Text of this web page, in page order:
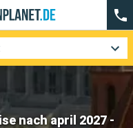
nach april 2027 -